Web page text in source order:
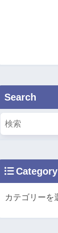
Search
Category